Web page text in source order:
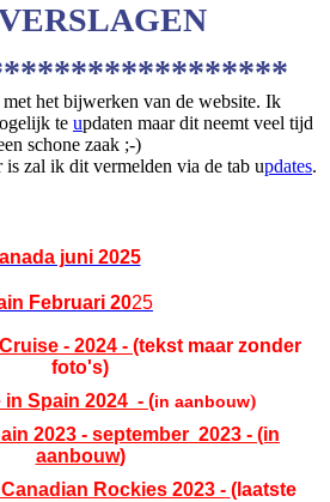
het bijwerken van de website. Ik
te updaten maar dit neemt veel tijd
schone zaak ;-)
is zal ik dit vermelden via de tab updates.
juni 2025
Februari 2025
- 2024 - (tekst maar zonder
foto's)
in Spain 2024 - (in aanbouw)
2023 - september 2023 - (in
aanbouw)
Rockies 2023 - (laatste